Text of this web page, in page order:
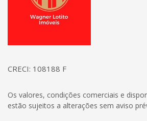
CRECI: 108188 F
Os valores, condições comerciais e
estão sujeitos a alterações sem aviso